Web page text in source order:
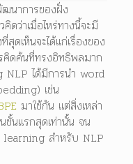
นาการของฝั่ง
ว่าเมื่อไหร่ทางนี้จะมี
สุดเห็นจะได้แก่เรื่องของ
ดค้นที่ทรงอิทธิพลมาก
ได้มีการนำ word
เช่น
มาใช้กัน แต่สิ่งเหล่า
นแรกสุดเท่านั้น จน
สำหรับ NLP